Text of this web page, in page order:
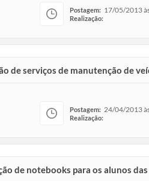
Postagem: 17/05/2013
Realização:
de serviços de manutenção de
Postagem: 24/04/2013
Realização:
de notebooks para os alunos